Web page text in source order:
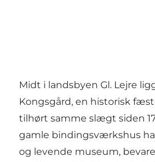
Midt i landsbyen Gl. Lejre
Kongsgård, en historisk
tilhørt samme slægt siden
gamle bindingsværkshus
og levende museum,